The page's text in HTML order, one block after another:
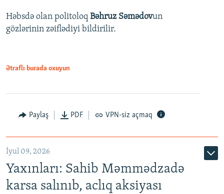
Həbsdə olan politoloq Bəhruz Səmədovun
gözlərinin zəiflədiyi bildirilir.
Ətraflı burada oxuyun
Paylaş PDF VPN-siz açmaq
İyul 09, 2026
Yaxınları: Sahib Məmmədzadə
karsa salınıb, aclıq aksiyası